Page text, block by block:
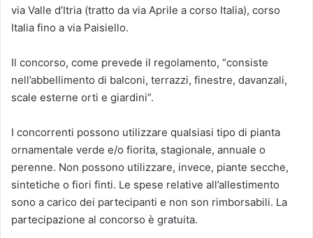
via Valle d’Itria (tratto da via Aprile a corso Italia), corso
Italia fino a via Paisiello.
Il concorso, come prevede il regolamento, “consiste
nell’abbellimento di balconi, terrazzi, finestre, davanzali,
scale esterne orti e giardini”.
I concorrenti possono utilizzare qualsiasi tipo di pianta
ornamentale verde e/o fiorita, stagionale, annuale o
perenne. Non possono utilizzare, invece, piante secche,
sintetiche o fiori finti. Le spese relative all’allestimento
sono a carico dei partecipanti e non son rimborsabili. La
partecipazione al concorso è gratuita.